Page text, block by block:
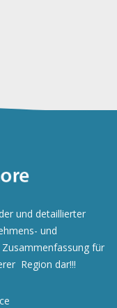
und detaillierter
und
für
Region dar!!!